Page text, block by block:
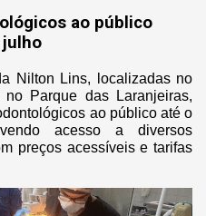
ao público
julho
Nilton Lins, localizadas no
Parque das Laranjeiras,
ao público até o
acesso a diversos
preços acessíveis e tarifas